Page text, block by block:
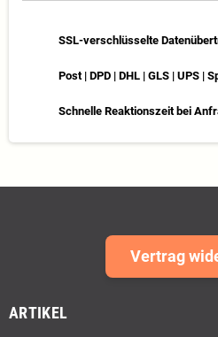
SSL-verschlüsselte
Post | DPD | DHL | GLS | UPS |
Schnelle Reaktionszeit bei
Vertrag
ARTIKEL